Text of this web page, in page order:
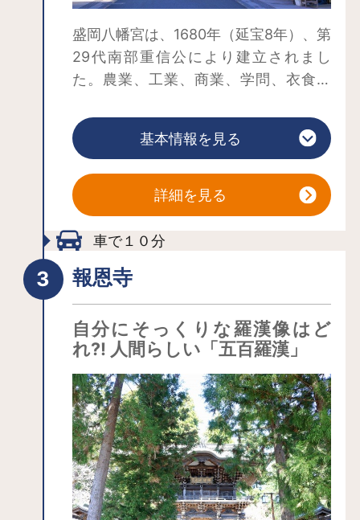
盛岡八幡宮は、1680年（延宝8年）、第
29代南部重信公により建立されまし
た。農業、工業、商業、学問、衣食住
ら地域の人々の多大なる崇敬を集めて
きました。
災害や永年の風雪被害を受けて社殿は
再建がくり返され、現在の社殿は1997
年（平成9年）に新八幡宮として建て直
れた朱塗りの大社殿が、新しい「盛岡
の顔」として堂々たる風格を漂わせて
います。
県下一の大社として、また人々の生活
に根ざした信仰や祝い事の拠りどころ
として、現在も年間を通して多くの参
拝者で賑わっています。県内一の人出
で賑わう初詣だけでなく、毎年1月15日
には「どんと祭」「裸参り」、2月3日
は「節分祭」「火防祭」が開催されま
す。また、9月14日から16日まで行われ
基本情報を見る
詳細を見る
車で１０分
報恩寺
自分にそっくりな羅漢像はど
れ?! 人間らしい「五百羅漢」